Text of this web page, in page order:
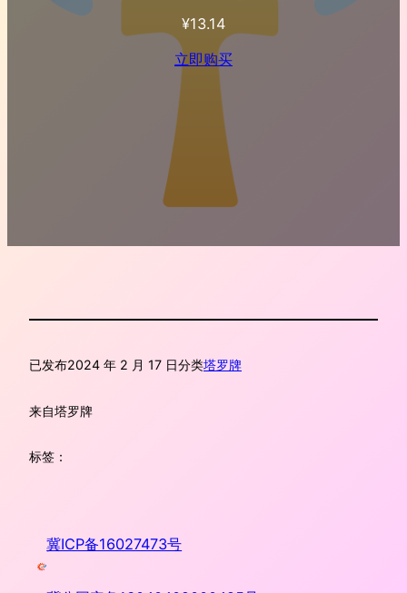
¥13.14
立即购买
已发布2024 年 2 月 17 日分类塔罗牌
来自塔罗牌
标签：
冀ICP备16027473号